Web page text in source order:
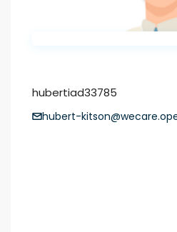
hubertiad33785
hubert-